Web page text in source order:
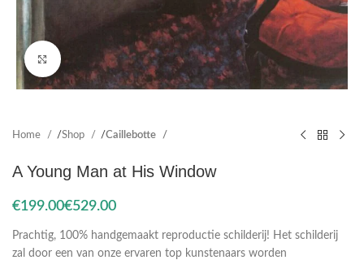
Click to enlarge
Home Shop Caillebotte
A Young Man at His Window
€ €
Prachtig, 100% handgemaakt reproductie schilderij! Het schilderij
zal door een van onze ervaren top kunstenaars worden